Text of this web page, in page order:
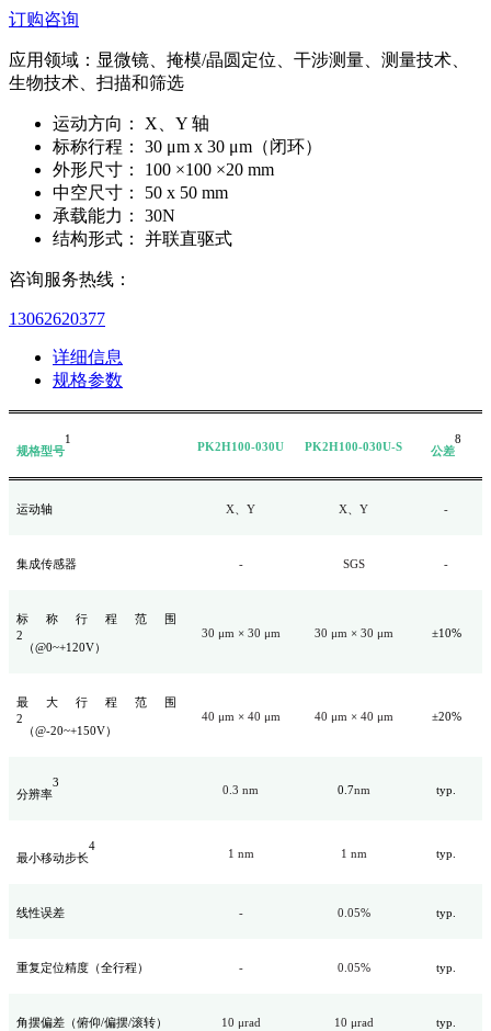
订购咨询
应用领域：显微镜、掩模/晶圆定位、干涉测量、测量技术、
生物技术、扫描和筛选
运动方向：
X、Y 轴
标称行程：
30 μm x 30 μm（闭环）
外形尺寸：
100 ×100 ×20 mm
中空尺寸：
50 x 50 mm
承载能力：
30N
结构形式：
并联直驱式
咨询服务热线：
13062620377
详细信息
规格参数
规格型号
1
PK2H100-030U PK2H100-030U-S 公差
8
运动轴 X、Y X、Y -
集成传感器 - SGS -
标称行程范围
2
（@0~+120V）
30 μm × 30 μm 30 μm × 30 μm ±10%
最大行程范围
2
（@-20~+150V）
40 μm × 40 μm 40 μm × 40 μm ±20%
分辨率
3
0.3 nm 0.7nm typ.
最小移动步长
4
1 nm 1 nm typ.
线性误差 - 0.05% typ.
重复定位精度（全行程） - 0.05% typ.
角摆偏差（俯仰/偏摆/滚转） 10 μrad 10 μrad typ.